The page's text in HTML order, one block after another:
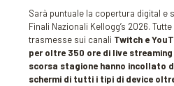
Sarà puntuale la copertura digital e
Finali Nazionali Kellogg’s 2026.
trasmesse sui canali Twitch e
per oltre 350 ore di live streaming
scorsa stagione hanno incollato
schermi di tutti i tipi di device